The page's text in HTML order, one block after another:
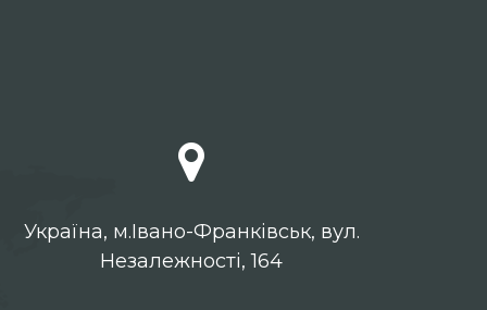
Українa, м.Івано-Франківськ, вул.
Незалежності, 164